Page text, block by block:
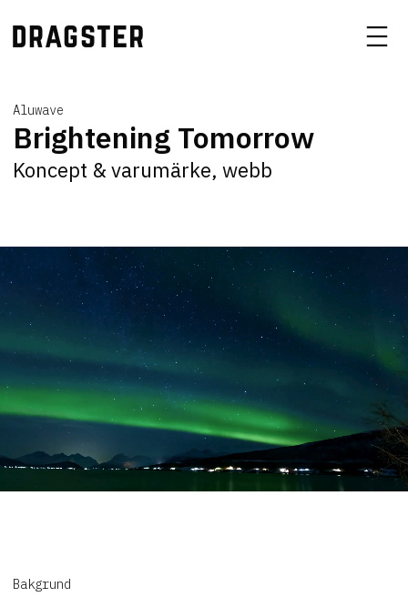
Aluwave
Brightening Tomorrow
Koncept & varumärke, webb
Bakgrund